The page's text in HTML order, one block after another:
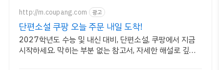
http://m.coupang.com 광고
단편소설 쿠팡 오늘 주문 내일 도착!
2027학년도 수능 및 내신 대비, 단편소설, 쿠팡에서 지금
시작하세요. 막히는 부분 없는 참고서, 자세한 해설로 깊이